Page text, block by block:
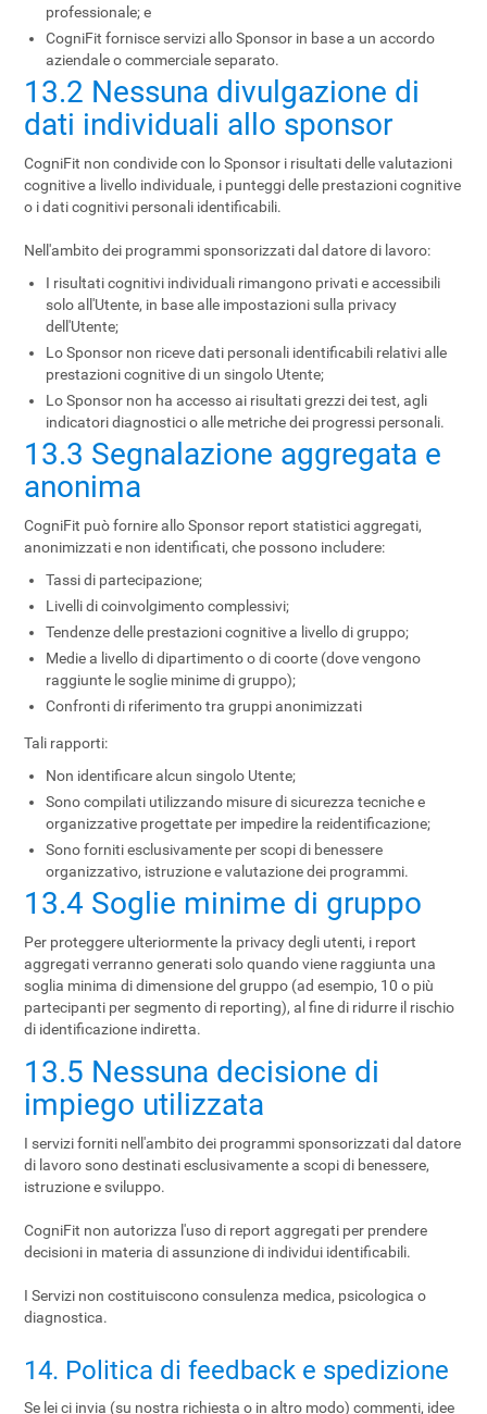
professionale; e
CogniFit fornisce servizi allo Sponsor in base a un accordo
aziendale o commerciale separato.
13.2 Nessuna divulgazione di
dati individuali allo sponsor
CogniFit non condivide con lo Sponsor i risultati delle valutazioni
cognitive a livello individuale, i punteggi delle prestazioni cognitive
o i dati cognitivi personali identificabili.
Nell'ambito dei programmi sponsorizzati dal datore di lavoro:
I risultati cognitivi individuali rimangono privati e accessibili
solo all'Utente, in base alle impostazioni sulla privacy
dell'Utente;
Lo Sponsor non riceve dati personali identificabili relativi alle
prestazioni cognitive di un singolo Utente;
Lo Sponsor non ha accesso ai risultati grezzi dei test, agli
indicatori diagnostici o alle metriche dei progressi personali.
13.3 Segnalazione aggregata e
anonima
CogniFit può fornire allo Sponsor report statistici aggregati,
anonimizzati e non identificati, che possono includere:
Tassi di partecipazione;
Livelli di coinvolgimento complessivi;
Tendenze delle prestazioni cognitive a livello di gruppo;
Medie a livello di dipartimento o di coorte (dove vengono
raggiunte le soglie minime di gruppo);
Confronti di riferimento tra gruppi anonimizzati
Tali rapporti:
Non identificare alcun singolo Utente;
Sono compilati utilizzando misure di sicurezza tecniche e
organizzative progettate per impedire la reidentificazione;
Sono forniti esclusivamente per scopi di benessere
organizzativo, istruzione e valutazione dei programmi.
13.4 Soglie minime di gruppo
Per proteggere ulteriormente la privacy degli utenti, i report
aggregati verranno generati solo quando viene raggiunta una
soglia minima di dimensione del gruppo (ad esempio, 10 o più
partecipanti per segmento di reporting), al fine di ridurre il rischio
di identificazione indiretta.
13.5 Nessuna decisione di
impiego utilizzata
I servizi forniti nell'ambito dei programmi sponsorizzati dal datore
di lavoro sono destinati esclusivamente a scopi di benessere,
istruzione e sviluppo.
CogniFit non autorizza l'uso di report aggregati per prendere
decisioni in materia di assunzione di individui identificabili.
I Servizi non costituiscono consulenza medica, psicologica o
diagnostica.
14. Politica di feedback e spedizione
Se lei ci invia (su nostra richiesta o in altro modo) commenti, idee